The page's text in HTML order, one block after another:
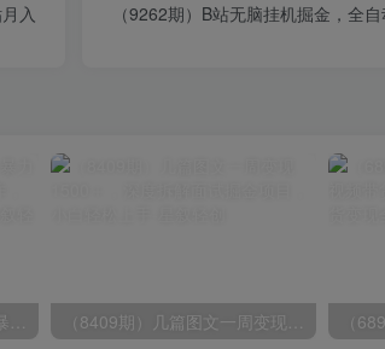
入
（9262期）B站无脑挂机掘金，全
（9420期）最新短剧玩法，暴力变现日入1000+私域零成本操作，全程干货（附1400G短剧） （8409期）几篇图文一周变现1500＋，深度拆解面试掘金项目，小白轻松上手